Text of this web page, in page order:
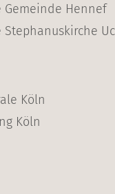
Gemeinde Hennef
Stephanuskirche
Köln
Köln